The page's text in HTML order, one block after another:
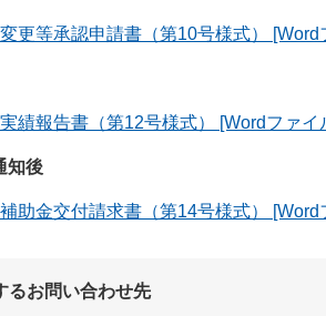
変更等承認申請書（第10号様式）
実績報告書（第12号様式） [Wordファイ
知後
補助金交付請求書（第14号様式）
るお問い合わせ先